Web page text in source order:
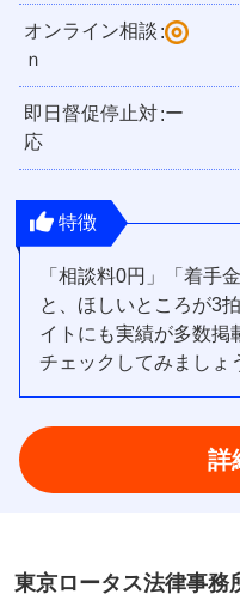
オンライン相談
ｎ
:
即日督促停止対
応
:ー
特徴
「相談料0円」「着手
と、ほしいところが3
イトにも実績が多数掲
チェックしてみましょ
詳
東京ロータス法律事務